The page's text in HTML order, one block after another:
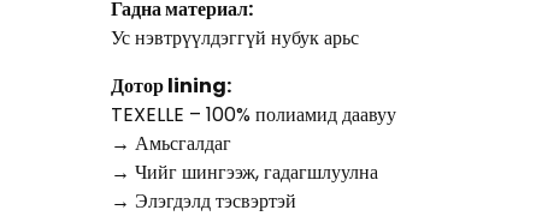
Гадна материал:
Ус нэвтрүүлдэггүй нубук арьс
Дотор lining:
TEXELLE – 100% полиамид даавуу
→ Амьсгалдаг
→ Чийг шингээж, гадагшлуулна
→ Элэгдэлд тэсвэртэй